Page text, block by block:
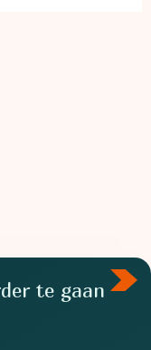
te gaan